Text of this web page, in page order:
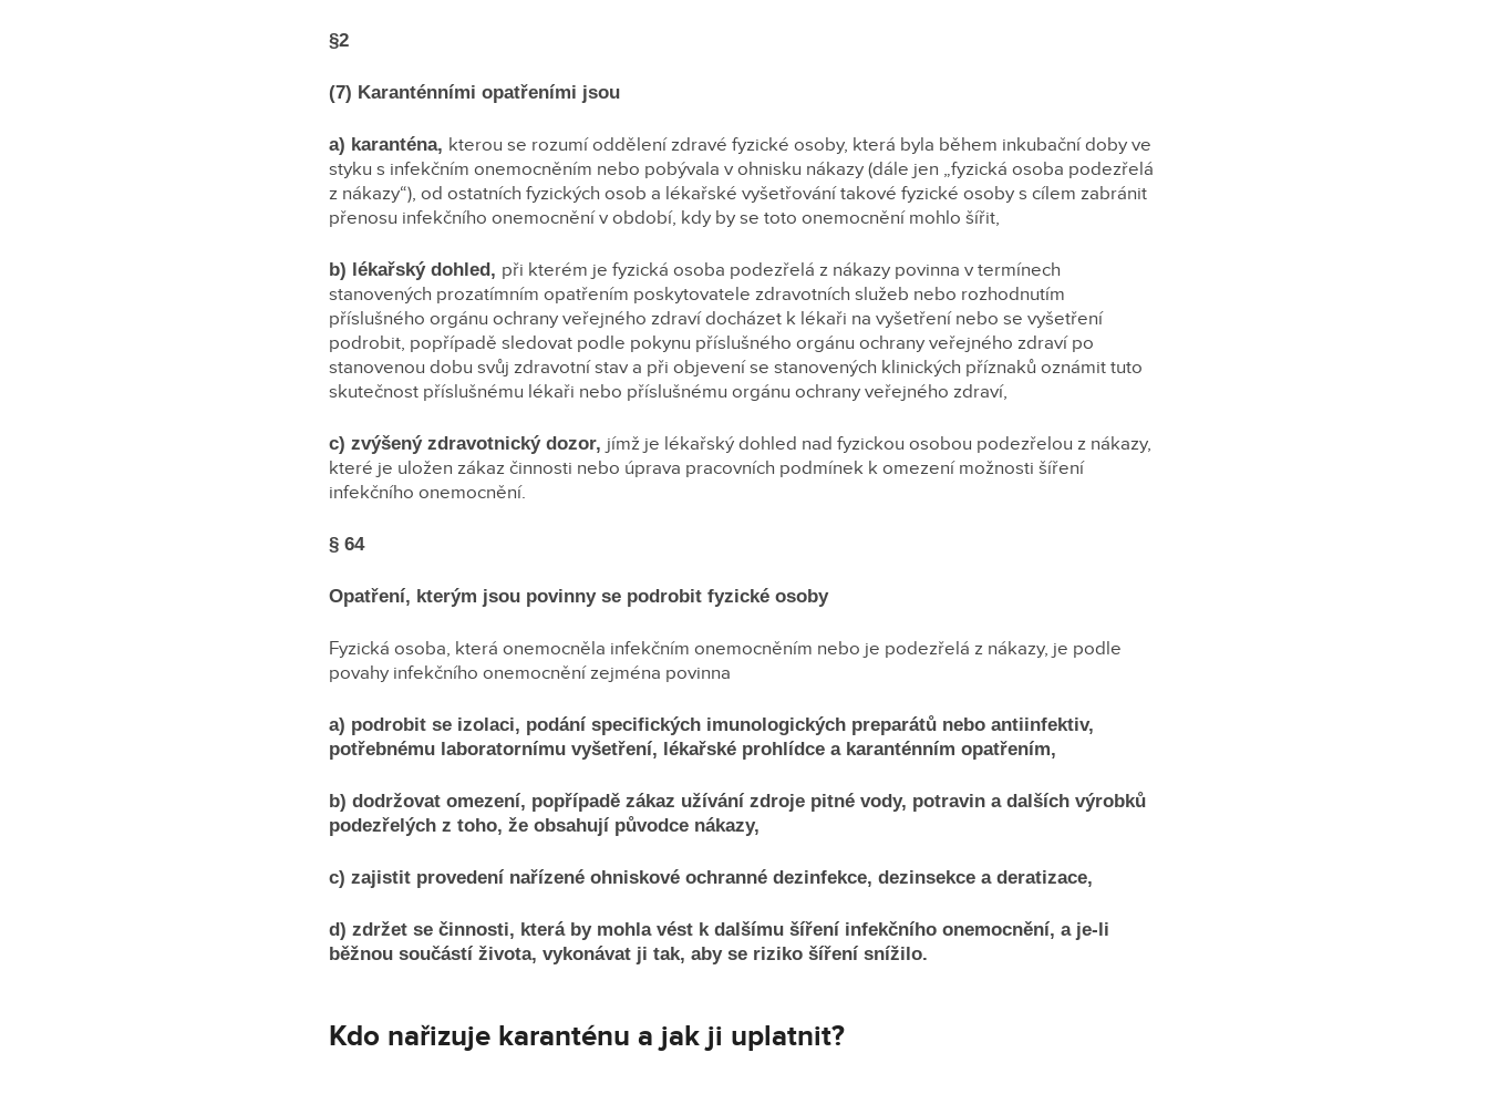
§2
(7) Karanténními opatřeními jsou
a) karanténa, kterou se rozumí oddělení zdravé fyzické osoby, která byla během inkubační doby ve
styku s infekčním onemocněním nebo pobývala v ohnisku nákazy (dále jen „fyzická osoba podezřelá
z nákazy“), od ostatních fyzických osob a lékařské vyšetřování takové fyzické osoby s cílem zabránit
přenosu infekčního onemocnění v období, kdy by se toto onemocnění mohlo šířit,
b) lékařský dohled, při kterém je fyzická osoba podezřelá z nákazy povinna v termínech
stanovených prozatímním opatřením poskytovatele zdravotních služeb nebo rozhodnutím
příslušného orgánu ochrany veřejného zdraví docházet k lékaři na vyšetření nebo se vyšetření
podrobit, popřípadě sledovat podle pokynu příslušného orgánu ochrany veřejného zdraví po
stanovenou dobu svůj zdravotní stav a při objevení se stanovených klinických příznaků oznámit tuto
skutečnost příslušnému lékaři nebo příslušnému orgánu ochrany veřejného zdraví,
c) zvýšený zdravotnický dozor, jímž je lékařský dohled nad fyzickou osobou podezřelou z nákazy,
které je uložen zákaz činnosti nebo úprava pracovních podmínek k omezení možnosti šíření
infekčního onemocnění.
§ 64
Opatření, kterým jsou povinny se podrobit fyzické osoby
Fyzická osoba, která onemocněla infekčním onemocněním nebo je podezřelá z nákazy, je podle
povahy infekčního onemocnění zejména povinna
a) podrobit se izolaci, podání specifických imunologických preparátů nebo antiinfektiv,
potřebnému laboratornímu vyšetření, lékařské prohlídce a karanténním opatřením,
b) dodržovat omezení, popřípadě zákaz užívání zdroje pitné vody, potravin a dalších výrobků
podezřelých z toho, že obsahují původce nákazy,
c) zajistit provedení nařízené ohniskové ochranné dezinfekce, dezinsekce a deratizace,
d) zdržet se činnosti, která by mohla vést k dalšímu šíření infekčního onemocnění, a je-li
běžnou součástí života, vykonávat ji tak, aby se riziko šíření snížilo.
Kdo nařizuje karanténu a jak ji uplatnit?